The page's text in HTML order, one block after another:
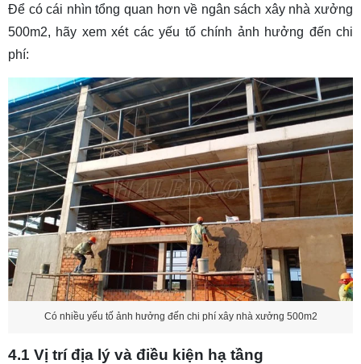
Để có cái nhìn tổng quan hơn về ngân sách xây nhà xưởng
500m2, hãy xem xét các yếu tố chính ảnh hưởng đến chi
phí:
Có nhiều yếu tố ảnh hưởng đến chi phí xây nhà xưởng 500m2
4.1 Vị trí địa lý và điều kiện hạ tầng